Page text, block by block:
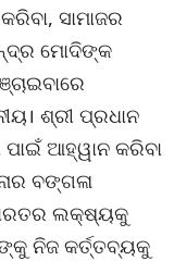
ସାମାଜର
ମୋଦିଙ୍କ
ଶ୍ରୀ ପ୍ରଧାନ
ଆହ୍ୱାନ କରିବା
ବଙ୍ଗଳା
ଲକ୍ଷ୍ୟକୁ
ନିଜ କର୍ତ୍ତବ୍ୟକୁ